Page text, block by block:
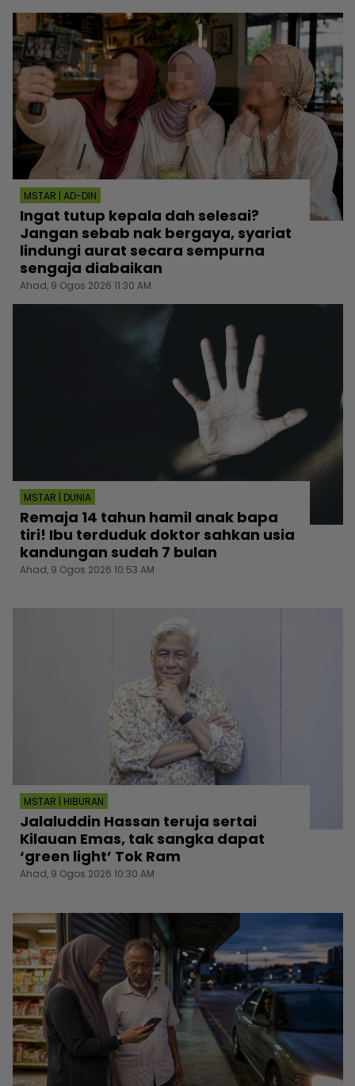
MSTAR | AD-DIN
Ingat tutup kepala dah selesai?
Jangan sebab nak bergaya, syariat
lindungi aurat secara sempurna
sengaja diabaikan
Ahad, 9 Ogos 2026 11:30 AM
MSTAR | DUNIA
Remaja 14 tahun hamil anak bapa
tiri! Ibu terduduk doktor sahkan usia
kandungan sudah 7 bulan
Ahad, 9 Ogos 2026 10:53 AM
MSTAR | HIBURAN
Jalaluddin Hassan teruja sertai
Kilauan Emas, tak sangka dapat
‘green light’ Tok Ram
Ahad, 9 Ogos 2026 10:30 AM